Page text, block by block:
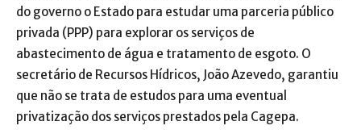
do governo o Estado para estudar uma parceria público
privada (PPP) para explorar os serviços de
abastecimento de água e tratamento de esgoto. O
secretário de Recursos Hídricos, João Azevedo, garantiu
que não se trata de estudos para uma eventual
privatização dos serviços prestados pela Cagepa.